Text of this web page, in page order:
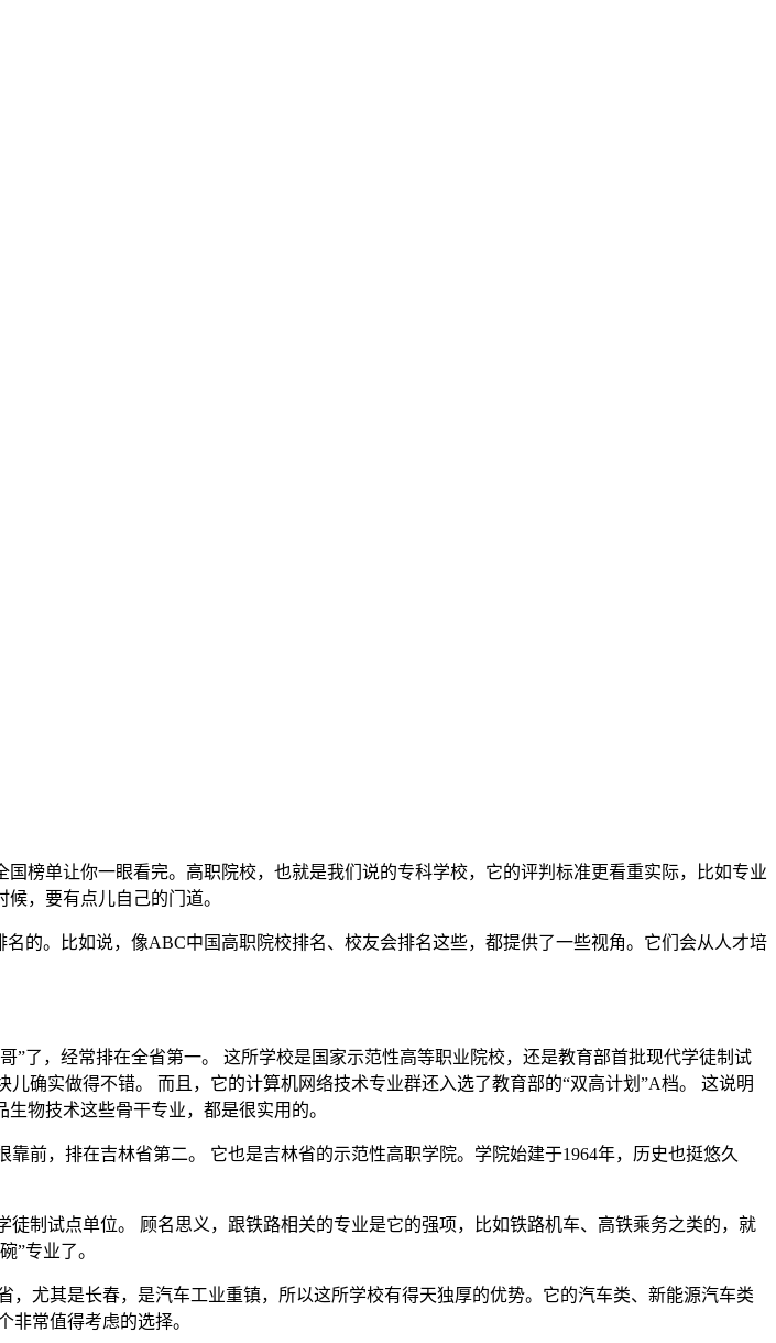
榜单让你一眼看完。高职院校，也就是我们说的专科学校，它的评判标准更看重实际，比如专业
，要有点儿自己的门道。
的。比如说，像ABC中国高职院校排名、校友会排名这些，都提供了一些视角。它们会从人才培
”了，经常排在全省第一。 这所学校是国家示范性高等职业院校，还是教育部首批现代学徒制试
确实做得不错。 而且，它的计算机网络技术专业群还入选了教育部的“双高计划”A档。 这说明
物技术这些骨干专业，都是很实用的。
前，排在吉林省第二。 它也是吉林省的示范性高职学院。学院始建于1964年，历史也挺悠久
制试点单位。 顾名思义，跟铁路相关的专业是它的强项，比如铁路机车、高铁乘务之类的，就
”专业了。
，尤其是长春，是汽车工业重镇，所以这所学校有得天独厚的优势。它的汽车类、新能源汽车类
常值得考虑的选择。